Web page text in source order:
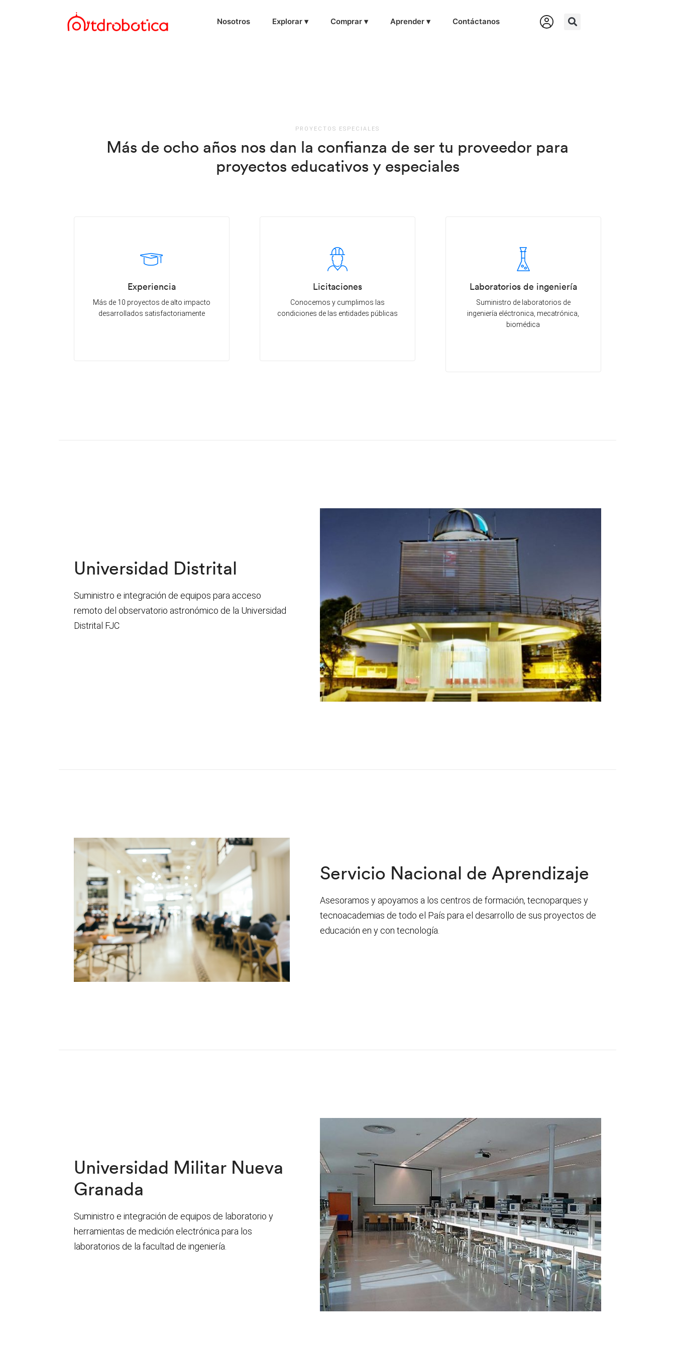
Nosotros Explorar ▾ Comprar ▾ Aprender ▾ Contáctanos
PROYECTOS ESPECIALES
Más de ocho años nos dan la confianza de ser tu proveedor para
proyectos educativos y especiales
Experiencia
Más de 10 proyectos de alto impacto
desarrollados satisfactoriamente
Licitaciones
Conocemos y cumplimos las
condiciones de las entidades públicas
Laboratorios de ingeniería
Suministro de laboratorios de
ingeniería eléctronica, mecatrónica,
biomédica
Universidad Distrital
Suministro e integración de equipos para acceso
remoto del observatorio astronómico de la Universidad
Distrital FJC
Servicio Nacional de Aprendizaje
Asesoramos y apoyamos a los centros de formación, tecnoparques y
tecnoacademias de todo el País para el desarrollo de sus proyectos de
educación en y con tecnología.
Universidad Militar Nueva
Granada
Suministro e integración de equipos de laboratorio y
herramientas de medición electrónica para los
laboratorios de la facultad de ingeniería.